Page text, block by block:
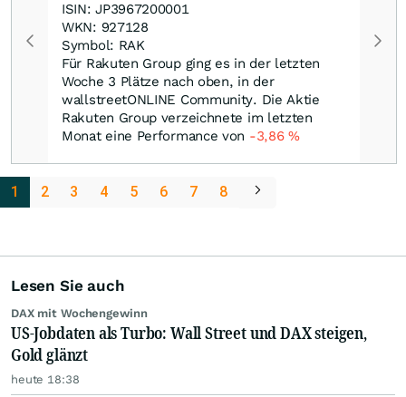
ISIN: JP3967200001
WKN: 927128
Symbol: RAK
Für Rakuten Group ging es in der letzten
Woche 3 Plätze nach oben, in der
wallstreetONLINE Community. Die Aktie
Rakuten Group verzeichnete im letzten
Monat eine Performance von -3,86%
1 2 3 4 5 6 7 8
Lesen Sie auch
DAX mit Wochengewinn
US-Jobdaten als Turbo: Wall Street und DAX steigen,
Gold glänzt
heute 18:38